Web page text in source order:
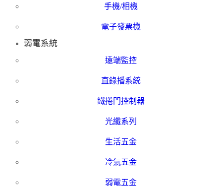
手機/相機
電子發票機
弱電系統
遠端監控
直錄播系統
鐵捲門控制器
光纖系列
生活五金
冷氣五金
弱電五金